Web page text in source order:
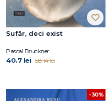
Sufăr, deci exist
Pascal Bruckner
40.7 lei 58.14 lei
-30%